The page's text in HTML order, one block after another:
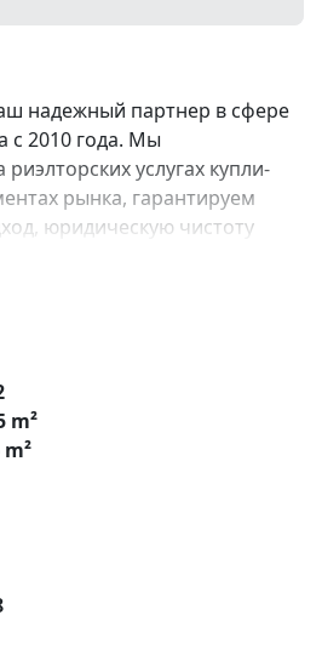
надежный партнер в сфере
с 2010 года. Мы
услугах купли-
рынка, гарантируем
юридическую чистоту
сделок. Самое ценное для
комиссии и оформление
Покупку недвижимости по
бонусы, подарки; 3.
застройщике. Ваши
4. Профессиональную
сделки до получения
🎁 🎁! Купи с
Жилой комплекс
Общая
— современный
сочетающий
m²